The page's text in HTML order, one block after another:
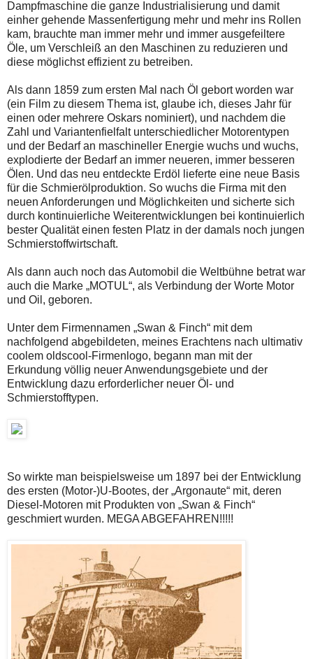
Dampfmaschine die ganze Industrialisierung und damit
einher gehende Massenfertigung mehr und mehr ins Rollen
kam, brauchte man immer mehr und immer ausgefeiltere
Öle, um Verschleiß an den Maschinen zu reduzieren und
diese möglichst effizient zu betreiben.
Als dann 1859 zum ersten Mal nach Öl gebort worden war
(ein Film zu diesem Thema ist, glaube ich, dieses Jahr für
einen oder mehrere Oskars nominiert), und nachdem die
Zahl und Variantenfielfalt unterschiedlicher Motorentypen
und der Bedarf an maschineller Energie wuchs und wuchs,
explodierte der Bedarf an immer neueren, immer besseren
Ölen. Und das neu entdeckte Erdöl lieferte eine neue Basis
für die Schmierölproduktion. So wuchs die Firma mit den
neuen Anforderungen und Möglichkeiten und sicherte sich
durch kontinuierliche Weiterentwicklungen bei kontinuierlich
bester Qualität einen festen Platz in der damals noch jungen
Schmierstoffwirtschaft.
Als dann auch noch das Automobil die Weltbühne betrat war
auch die Marke „MOTUL“, als Verbindung der Worte Motor
und Oil, geboren.
Unter dem Firmennamen „Swan & Finch“ mit dem
nachfolgend abgebildeten, meines Erachtens nach ultimativ
coolem oldscool-Firmenlogo, begann man mit der
Erkundung völlig neuer Anwendungsgebiete und der
Entwicklung dazu erforderlicher neuer Öl- und
Schmierstofftypen.
So wirkte man beispielsweise um 1897 bei der Entwicklung
des ersten (Motor-)U-Bootes, der „Argonaute“ mit, deren
Diesel-Motoren mit Produkten von „Swan & Finch“
geschmiert wurden. MEGA ABGEFAHREN!!!!!